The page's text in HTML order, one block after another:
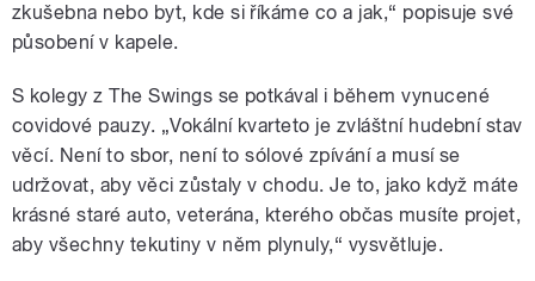
zkušebna nebo byt, kde si říkáme co a jak,“ popisuje své
působení v kapele.
S kolegy z The Swings se potkával i během vynucené
covidové pauzy. „Vokální kvarteto je zvláštní hudební stav
věcí. Není to sbor, není to sólové zpívání a musí se
udržovat, aby věci zůstaly v chodu. Je to, jako když máte
krásné staré auto, veterána, kterého občas musíte projet,
aby všechny tekutiny v něm plynuly,“ vysvětluje.